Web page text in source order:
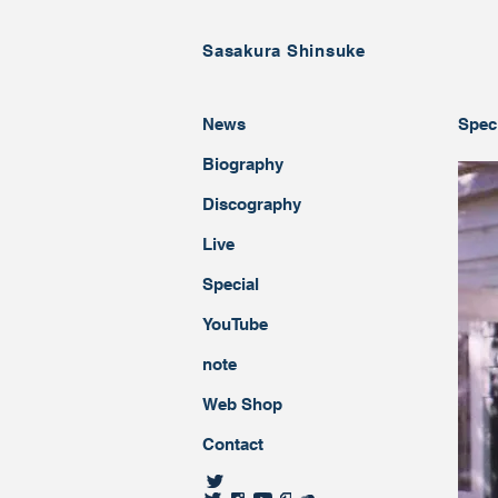
Sasakura Shinsuke
News
Biography
Discography ​
Live
Special
YouTube
note
Web Shop
Contact